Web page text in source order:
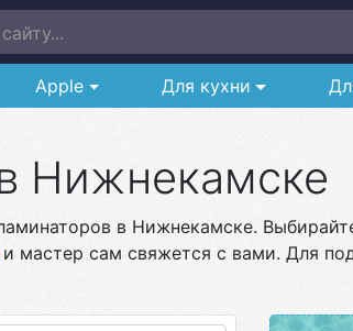
Apple Для кухни
Нижнекамске
в Нижнекамске.
и мастер сам свяжется с вами. Для